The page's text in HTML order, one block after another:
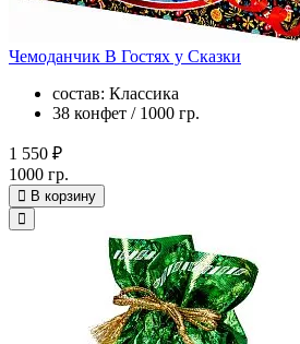
Чемоданчик В Гостях у Сказки
состав: Классика
38 конфет / 1000 гр.
1 550 ₽
1000 гр.
В корзину